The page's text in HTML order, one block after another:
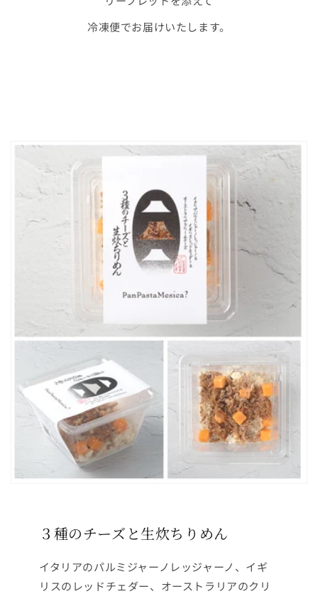
冷凍便でお届けいたします。
３種のチーズと生炊ちりめん
イタリアのパルミジャーノレッジャーノ、イギ
リスのレッドチェダー、オーストラリアのクリ